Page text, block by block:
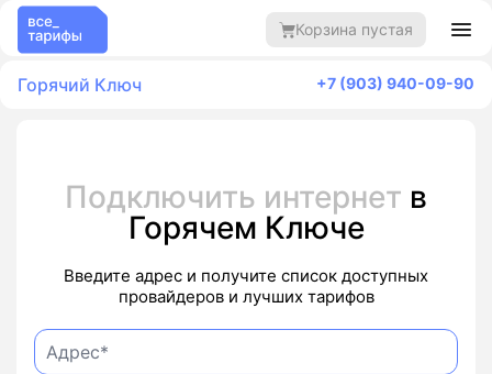
Корзина пустая
Горячий Ключ +7 (903) 940-09-90
Подключить интернет в
Горячем Ключе
Введите адрес и получите список доступных
провайдеров и лучших тарифов